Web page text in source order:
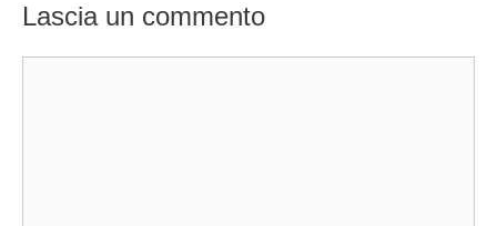
Lascia un commento